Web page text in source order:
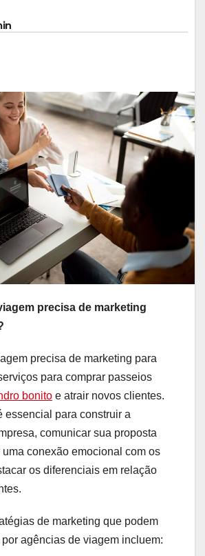
precisa de marketing
precisa de marketing para
para comprar passeios
bonito e atrair novos clientes.
essencial para construir a
comunicar sua proposta
uma conexão emocional com os
os diferenciais em relação
de marketing que podem
agências de viagem incluem: